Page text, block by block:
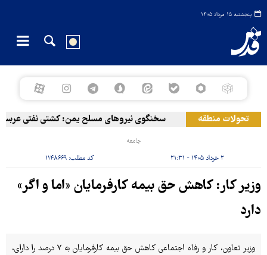
پنجشنبه ۱۵ مرداد ۱۴۰۵
تحولات منطقه سخنگوی نیروهای مسلح یمن: کشتی نفتی
جامعه
۲ خرداد ۱۴۰۵ - ۲۱:۳۱ کد مطلب: ۱۱۴۸۶۶۹
وزیر کار: کاهش حق بیمه کارفرمایان «اما و اگر»
دارد
وزیر تعاون، کار و رفاه اجتماعی کاهش حق بیمه کارفرمایان به ۷ درصد را دارای،